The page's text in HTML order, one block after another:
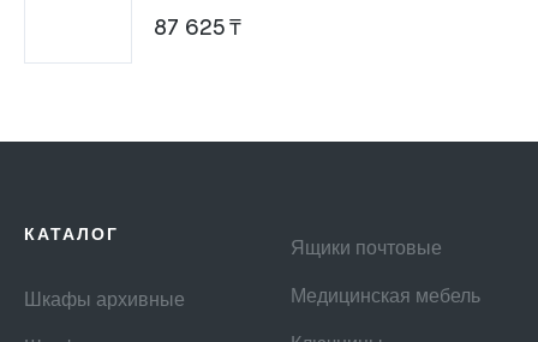
87 625 ₸
КАТАЛОГ
Шкафы архивные
Ящики почтовые
Медицинская мебель